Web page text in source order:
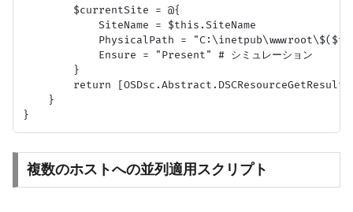
        $currentSite = @{
            SiteName = $this.SiteName
PhysicalPath =
            Ensure = "Present" # シミュレーション
        }
return
    }
複数のホストへの並列適用スクリプト